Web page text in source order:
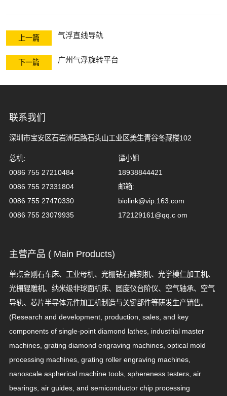
上一篇 气浮直线导轨
下一篇 广州气浮旋转平台
联系我们
深圳市宝安区石岩洲石路石头山工业区美生青谷冬藏楼102
总机:
谭小姐
0086 755 27210484
18938844421
0086 755 27331804
邮箱:
0086 755 27470330
biolink@vip.163.com
0086 755 23079935
172129161@qq.c om
主营产品 ( Main Products)
单点金刚石车床、工业母机、光栅钻石雕刻机、光学模仁加工机、
光栅辊雕机、纳米级非球面机床、圆度仪台阶仪、空气轴承、空气
导轨、芯片半导体元件加工机制造与关键部件等研发生产销售。
(Research and development, production, sales, and key
components of single-point diamond lathes, industrial master
machines, grating diamond engraving machines, optical mold
processing machines, grating roller engraving machines,
nanoscale aspherical machine tools, sphereness testers, air
bearings, air guides, and semiconductor chip processing